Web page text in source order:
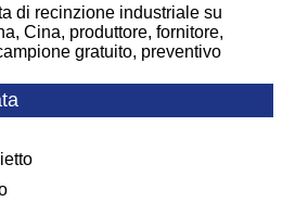
di recinzione industriale su
Cina, produttore, fornitore,
gratuito, preventivo